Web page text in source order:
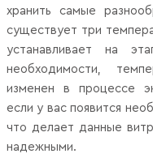
хранить самые
существует три
устанавливает на
необходимости,
изменен в процессе
если у вас появится
что делает данные
надежными.